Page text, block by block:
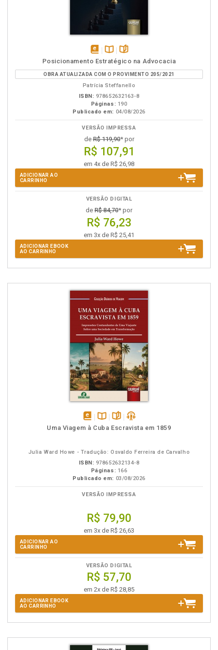
disponível
em
eBook
Disponível
na
B.V.
páginas
Posicionamento Estratégico na Advocacia
OBRA ATUALIZADA COM O PROVIMENTO 205/2021
Patrícia Steffanello
ISBN: 978652632163-8
Páginas: 190
Publicado em: 04/08/2026
VERSÃO IMPRESSA
deR$ 119,90* por
R$ 107,91
em 4x de R$ 26,98
ADICIONAR AO
CARRINHO
VERSÃO DIGITAL
de R$ 84,70* por
R$ 76,23
em 3x de R$ 25,41
ADICIONAR EBOOK
AO CARRINHO
disponívelDisponível
páginaspodcast
Uma Viagem à Cuba Escravista em 1859
Julia Ward Howe - Tradução: Osvaldo Ferreira de Carvalho
ISBN: 978652632134-8
Páginas: 166
Publicado em: 03/08/2026
VERSÃO IMPRESSA
R$ 79,90
em 3x de R$ 26,63
ADICIONAR AO
CARRINHO
VERSÃO DIGITAL
R$ 57,70
em 2x de R$ 28,85
ADICIONAR EBOOK
AO CARRINHO